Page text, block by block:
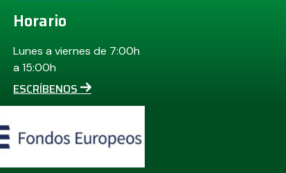
Horario
Lunes a viernes de 7:00h
a 15:00h
ESCRÍBENOS